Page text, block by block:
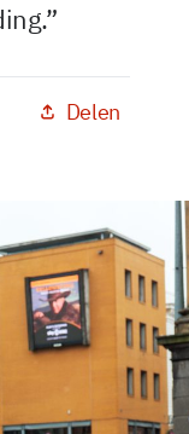
Delen